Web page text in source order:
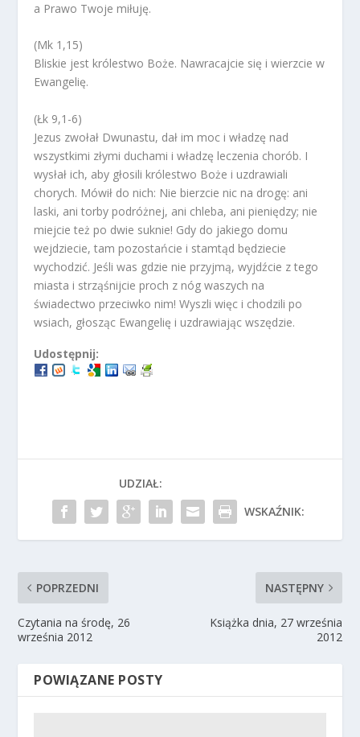
a Prawo Twoje miłuję.
(Mk 1,15)
Bliskie jest królestwo Boże. Nawracajcie się i wierzcie w
Ewangelię.
(Łk 9,1-6)
Jezus zwołał Dwunastu, dał im moc i władzę nad
wszystkimi złymi duchami i władzę leczenia chorób. I
wysłał ich, aby głosili królestwo Boże i uzdrawiali
chorych. Mówił do nich: Nie bierzcie nic na drogę: ani
laski, ani torby podróżnej, ani chleba, ani pieniędzy; nie
miejcie też po dwie suknie! Gdy do jakiego domu
wejdziecie, tam pozostańcie i stamtąd będziecie
wychodzić. Jeśli was gdzie nie przyjmą, wyjdźcie z tego
miasta i strząśnijcie proch z nóg waszych na
świadectwo przeciwko nim! Wyszli więc i chodzili po
wsiach, głosząc Ewangelię i uzdrawiając wszędzie.
Udostępnij:
UDZIAŁ:
WSKAŹNIK:
POPRZEDNI
Czytania na środę, 26
września 2012
NASTĘPNY
Książka dnia, 27 września
2012
POWIĄZANE POSTY